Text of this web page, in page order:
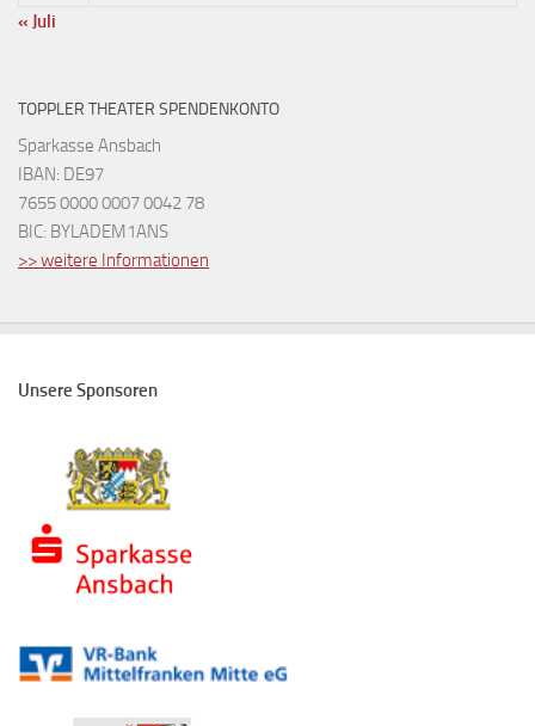
« Juli
TOPPLER THEATER SPENDENKONTO
Sparkasse Ansbach
IBAN: DE97
7655 0000 0007 0042 78
BIC: BYLADEM1ANS
>> weitere Informationen
Unsere Sponsoren